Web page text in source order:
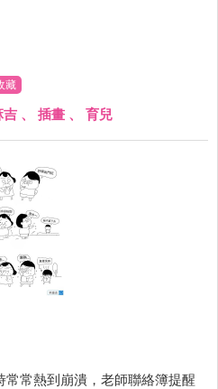
藏
吉 、 插畫 、 育兒
常常熱到崩潰，老師聯絡簿提醒